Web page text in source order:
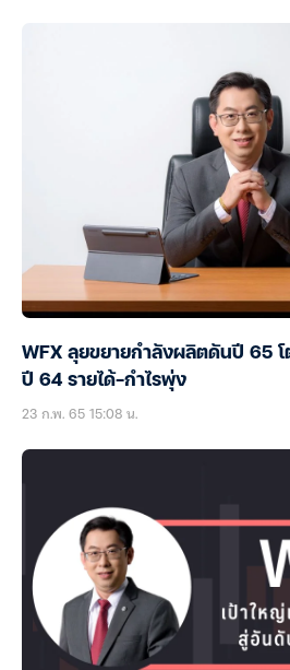
WFX ลุยขยายกำลังผลิตดันปี 65 โ
ปี 64 รายได้-กำไรพุ่ง
23 ก.พ. 65 15:08 น.